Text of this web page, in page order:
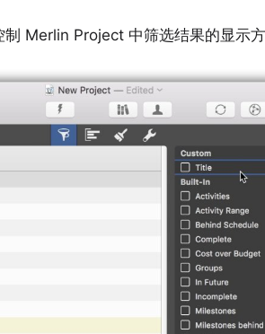
Merlin Project 中筛选结果的显示方